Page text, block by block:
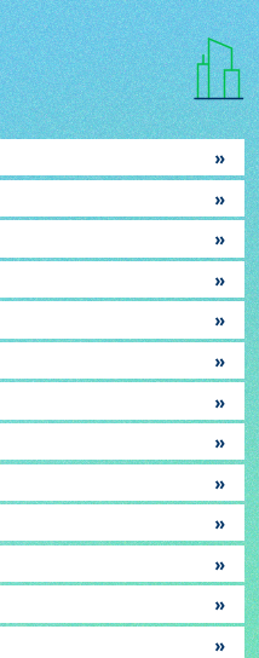
»
»
»
»
»
»
»
»
»
»
»
»
»